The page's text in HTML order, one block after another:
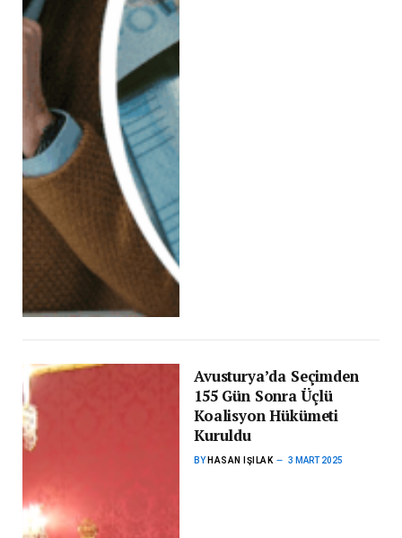
Avusturya’da Seçimden
155 Gün Sonra Üçlü
Koalisyon Hükümeti
Kuruldu
BY HASAN IŞILAK 3 MART 2025